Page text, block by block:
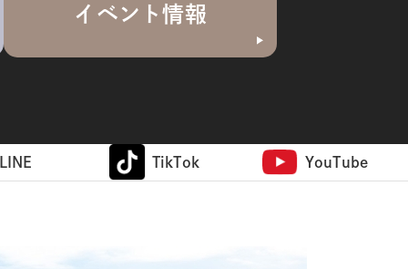
イベント情報
TikTok YouTube